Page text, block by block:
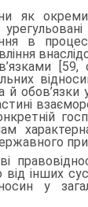
як
в процесі
обов’язки
інших
у